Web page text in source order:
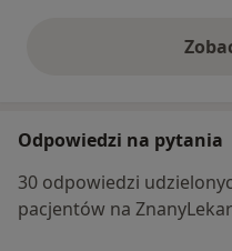
Odpowiedzi na pytania
30 odpowiedzi
pacjentów na